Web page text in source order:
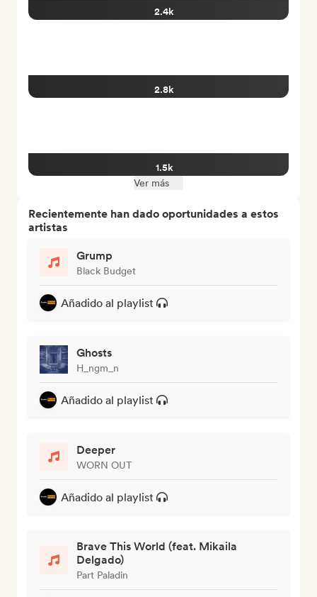
2.4k
2.8k
1.5k
Ver más
Recientemente han dado oportunidades a estos
artistas
Grump
Black Budget
Añadido al playlist
Ghosts
H_ngm_n
Añadido al playlist
Deeper
WORN OUT
Añadido al playlist
Brave This World (feat. Mikaila
Delgado)
Part Paladin